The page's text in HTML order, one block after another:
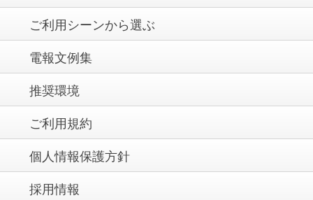
ご利用シーンから選ぶ
電報文例集
推奨環境
ご利用規約
個人情報保護方針
採用情報